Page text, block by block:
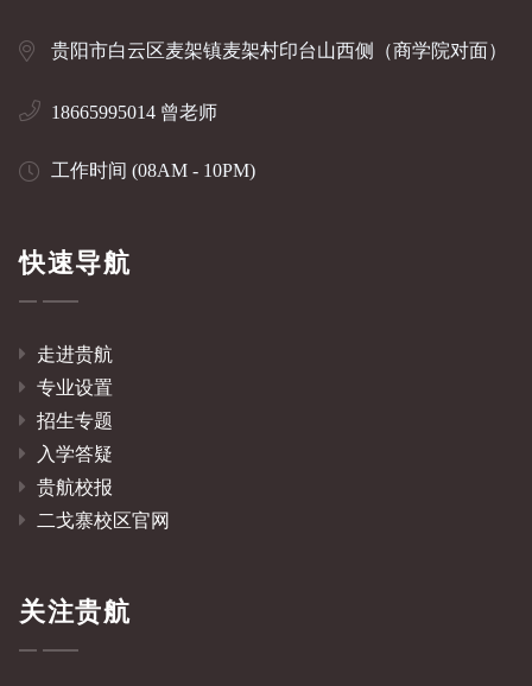
贵阳市白云区麦架镇麦架村印台山西侧（商学院对面）
18665995014 曾老师
工作时间 (08AM - 10PM)
快速导航
走进贵航
专业设置
招生专题
入学答疑
贵航校报
二戈寨校区官网
关注贵航